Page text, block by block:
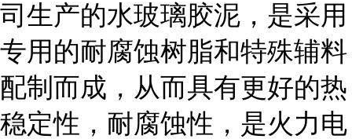
司生产的水玻璃胶泥，是采用
专用的耐腐蚀树脂和特殊辅料
配制而成，从而具有更好的热
稳定性，耐腐蚀性，是火力电